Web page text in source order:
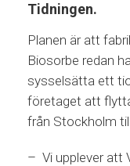
Tidningen.
Planen är att
Biosorbe redan
sysselsätta ett
företaget att
från Stockholm
– Vi upplever att